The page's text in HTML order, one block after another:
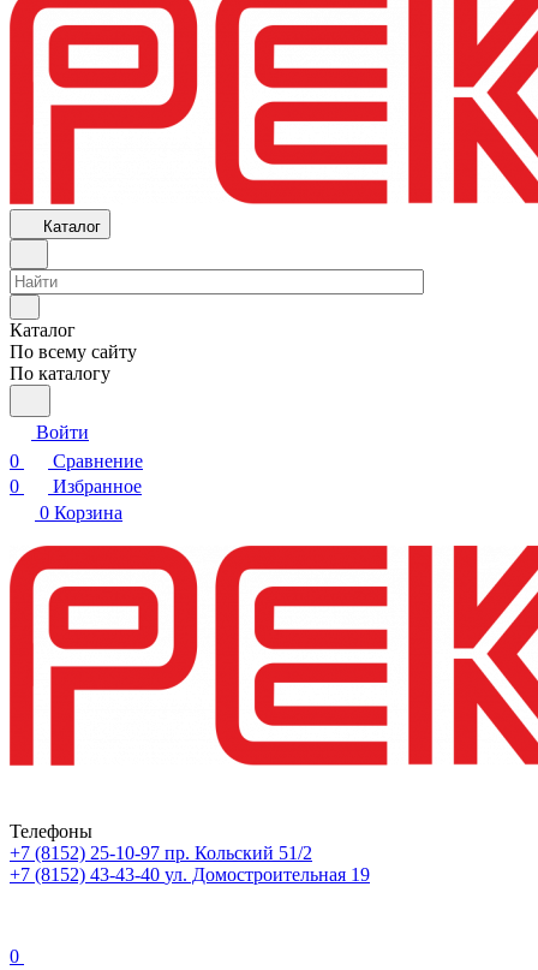
Каталог
Каталог
По всему сайту
По каталогу
Войти
0
Сравнение
0
Избранное
0 Корзина
Телефоны
+7 (8152) 25-10-97 пр. Кольский 51/2
+7 (8152) 43-43-40 ул. Домостроительная 19
0